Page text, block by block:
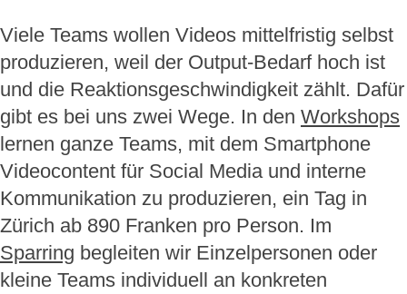
Viele Teams wollen Videos mittelfristig selbst
produzieren, weil der Output-Bedarf hoch ist
und die Reaktionsgeschwindigkeit zählt. Dafür
gibt es bei uns zwei Wege. In den Workshops
lernen ganze Teams, mit dem Smartphone
Videocontent für Social Media und interne
Kommunikation zu produzieren, ein Tag in
Zürich ab 890 Franken pro Person. Im
Sparring begleiten wir Einzelpersonen oder
kleine Teams individuell an konkreten